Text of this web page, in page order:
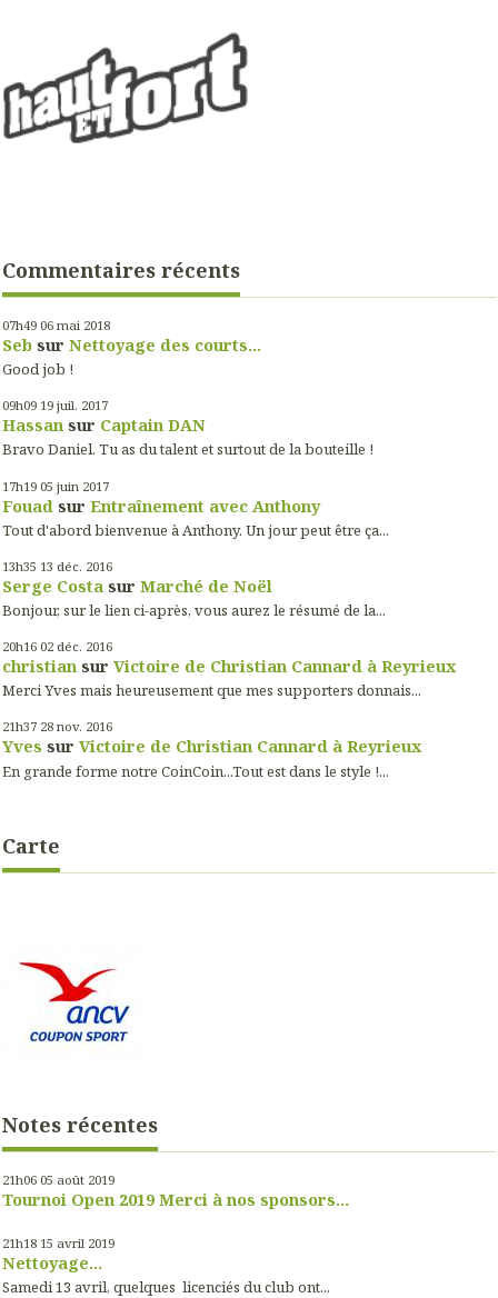
Commentaires récents
07h49 06 mai 2018
Seb sur Nettoyage des courts...
Good job !
09h09 19 juil. 2017
Hassan sur Captain DAN
Bravo Daniel. Tu as du talent et surtout de la bouteille !
17h19 05 juin 2017
Fouad sur Entraînement avec Anthony
Tout d'abord bienvenue à Anthony. Un jour peut être ça...
13h35 13 déc. 2016
Serge Costa sur Marché de Noël
Bonjour, sur le lien ci-après, vous aurez le résumé de la...
20h16 02 déc. 2016
christian sur Victoire de Christian Cannard à Reyrieux
Merci Yves mais heureusement que mes supporters donnais...
21h37 28 nov. 2016
Yves sur Victoire de Christian Cannard à Reyrieux
En grande forme notre CoinCoin...Tout est dans le style !...
Carte
Notes récentes
21h06 05 août 2019
Tournoi Open 2019 Merci à nos sponsors...
21h18 15 avril 2019
Nettoyage...
Samedi 13 avril, quelques licenciés du club ont...